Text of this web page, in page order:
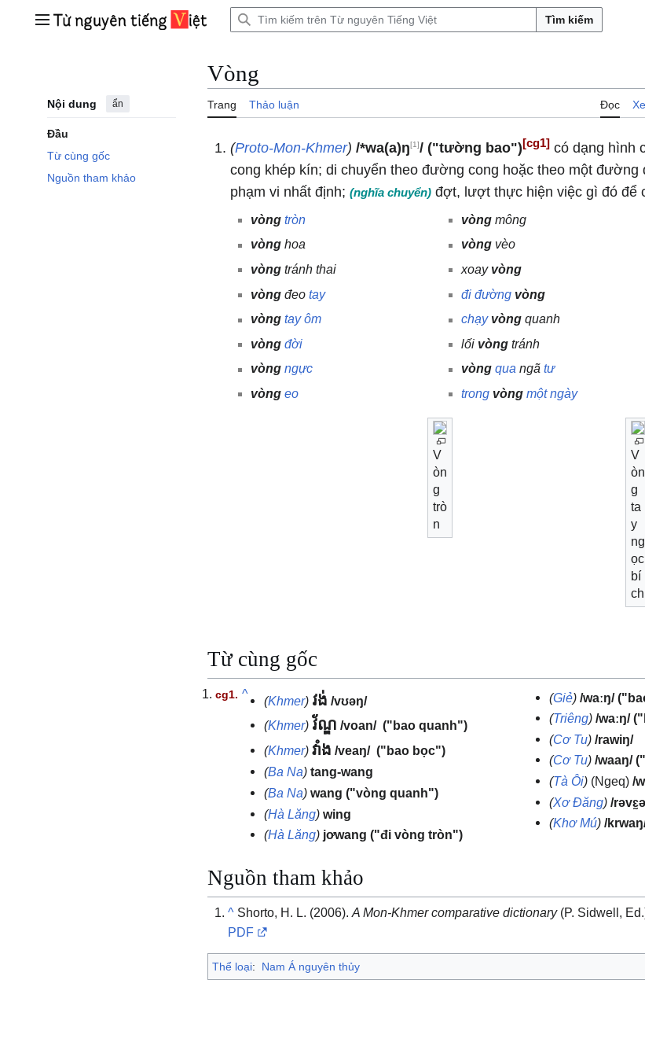
Trình đơn chính Tìm kiếm
Nội dung ẩn
Đầu
Từ cùng gốc
Nguồn tham khảo
Vòng
Trang Thảo luận Đọc
(Proto-Mon-Khmer) /*wa(a)ŋ[1]/ ("tường bao")[cg1] có dạng hình
cong khép kín; di chuyển theo đường cong hoặc theo một
phạm vi nhất định;(nghĩa chuyển) đợt, lượt thực hiện việc gì đó để
vòng tròn
vòng hoa
vòng tránh thai
vòng đeotay
vòng tay ôm
vòng đời
vòng ngực
vòng eo
vòng mông
vòng vèo
xoay vòng
đi đường vòng
chạy vòng quanh
lối vòng tránh
vòng qua ngãtư
trong vòng một ngày
V
òn
g
trò
n
V
òn
g
ta
y
ng
ọc
bí
ch
Từ cùng gốc
^ (Khmer) វង់ /vʊəŋ/
(Khmer) វ័ណ្ឌ /voan/ ("bao quanh")
(Khmer) វាំង /veaŋ/ ("bao bọc")
(Ba Na) tang-wang
(Ba Na) wang ("vòng quanh")
(Hà Lăng) wing
(Hà Lăng) jơwang ("đi vòng tròn")
(Giẻ) /waːŋ/
(Triêng) /waːŋ/
(Cơ Tu) /rawiŋ/
(Cơ Tu) /waaŋ/
(Tà Ôi)(Ngeq) /
(Xơ Đăng) /
(Khơ Mú) /
Nguồn tham khảo
^ Shorto, H. L. (2006).A Mon-Khmer comparative dictionary(P. Sidwell,
PDF
Thể loại: Nam Á nguyên thủy